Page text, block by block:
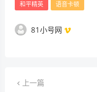
和平精英 语音卡顿
81小号网
上一篇